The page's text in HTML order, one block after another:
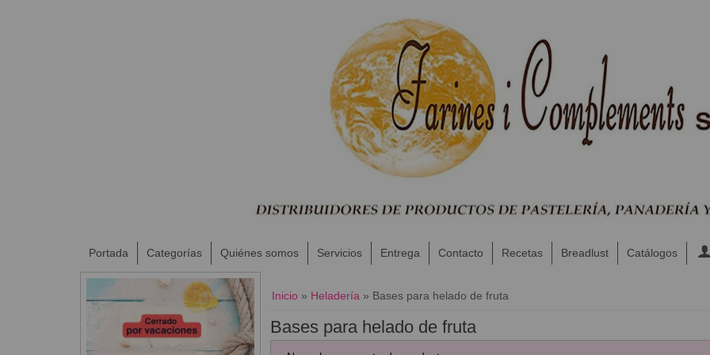
Portada Categorías Quiénes somos Servicios Entrega Contacto Recetas Breadlust Catálogos
Inicio » Heladería » Bases para helado de fruta
Bases para helado de fruta